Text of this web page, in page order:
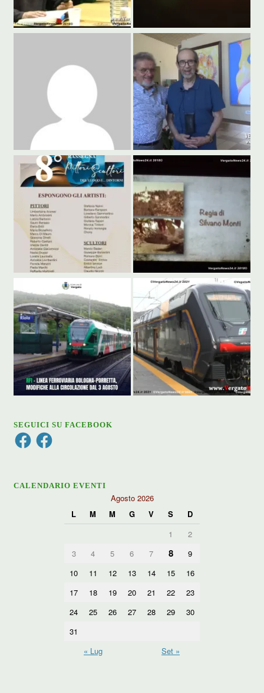
SEGUICI SU FACEBOOK
FacebookFacebook
CALENDARIO EVENTI
Agosto 2026
L
M M G V S
D
1
2
3
4 5 6 7 8
9
10
11 12 13 14 15
16
17
18 19 20 21 22
23
24
25 26 27 28 29
30
31
« Lug
Set »